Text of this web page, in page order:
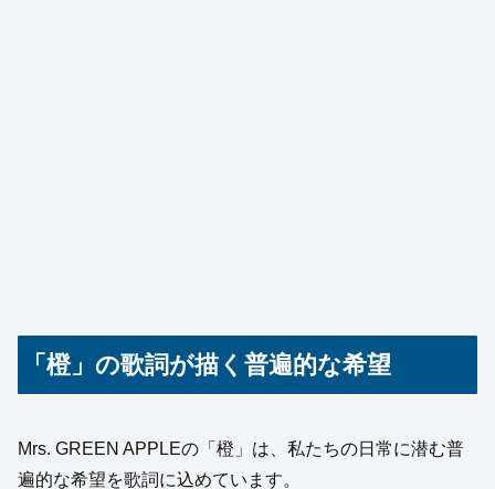
「橙」の歌詞が描く普遍的な希望
Mrs. GREEN APPLEの「橙」は、私たちの日常に潜む普
遍的な希望を歌詞に込めています。